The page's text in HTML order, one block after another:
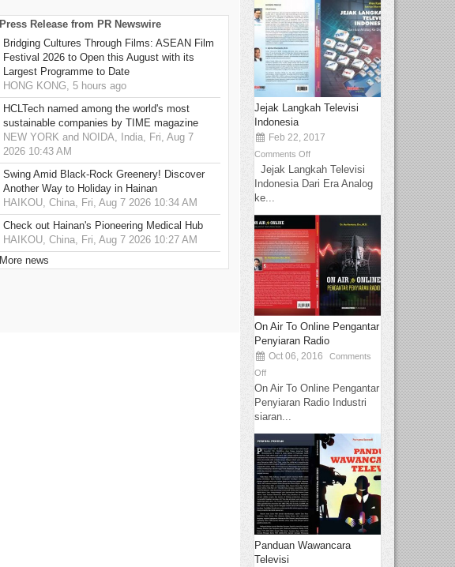
Press Release from PR Newswire
Bridging Cultures Through Films: ASEAN Film
Festival 2026 to Open this August with its
Largest Programme to Date
HONG KONG, 5 hours ago
HCLTech named among the world's most
sustainable companies by TIME magazine
NEW YORK and NOIDA, India, Fri, Aug 7
2026 10:43 AM
Swing Amid Black‑Rock Greenery! Discover
Another Way to Holiday in Hainan
HAIKOU, China, Fri, Aug 7 2026 10:34 AM
Check out Hainan's Pioneering Medical Hub
HAIKOU, China, Fri, Aug 7 2026 10:27 AM
More news
Jejak Langkah Televisi
Indonesia
Feb 22, 2017
Comments Off
Jejak Langkah Televisi
Indonesia Dari Era Analog
ke...
On Air To Online Pengantar
Penyiaran Radio
Oct 06, 2016
Comments
Off
On Air To Online Pengantar
Penyiaran Radio Industri
siaran...
Panduan Wawancara
Televisi